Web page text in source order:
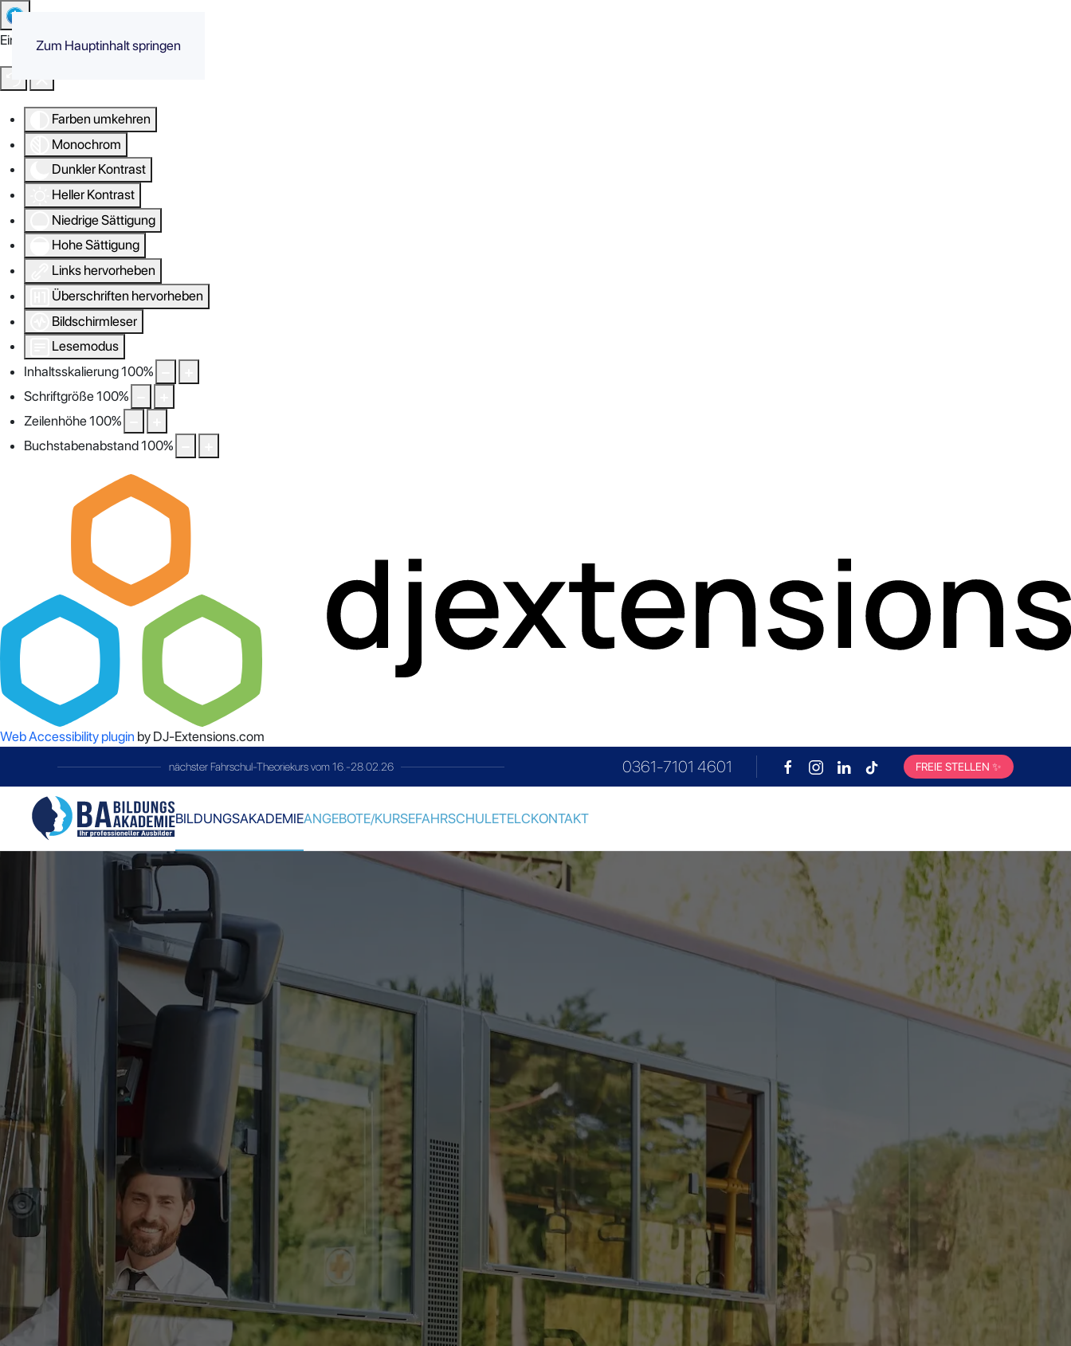
Eingabehilfen öffnen
Farben umkehren
Monochrom
Dunkler Kontrast
Heller Kontrast
Niedrige Sättigung
Hohe Sättigung
Links hervorheben
Überschriften hervorheben
Bildschirmleser
Lesemodus
Inhaltsskalierung100%
Schriftgröße100%
Zeilenhöhe100%
Buchstabenabstand100%
Web Accessibility plugin by DJ-Extensions.com
Zum Hauptinhalt springen
telc-Prüfungimmer am letzten Samstag im Monat 0361-7101 4601 FREIE STELLEN ✨
BILDUNGSAKADEMIEANGEBOTE/KURSEFAHRSCHULETELCKONTAKT